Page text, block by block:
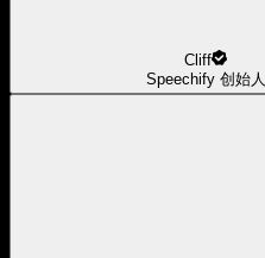
Cliff
Speechify 创始人